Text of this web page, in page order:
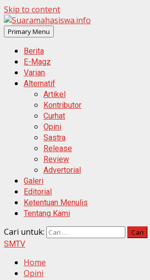
Skip to content
Primary Menu
Berita
E-Magz
Varian
Alternatif
Artikel
Kontributor
Curhat
Opini
Sastra
Release
Review
Advertorial
Galeri
Editorial
Ketentuan Menulis
Tentang Kami
Cari untuk:
SMTV
Home
Opini